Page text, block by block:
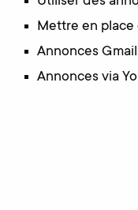
Mettre en place
Annonces Gmail
Annonces via